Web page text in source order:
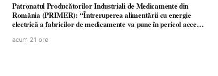
Patronatul Producătorilor Industriali de Medicamente din
România (PRIMER): “Întreruperea alimentării cu energie
electrică a fabricilor de medicamente va pune în pericol accesul
acum 21 ore